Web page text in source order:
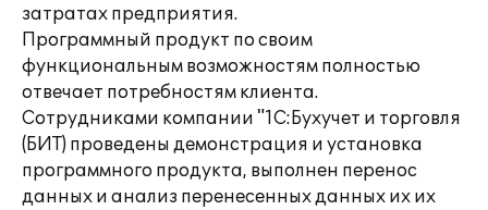
затратах предприятия.
Программный продукт по своим
функциональным возможностям полностью
отвечает потребностям клиента.
Сотрудниками компании "1С:Бухучет и торговля
(БИТ) проведены демонстрация и установка
программного продукта, выполнен перенос
данных и анализ перенесенных данных их их